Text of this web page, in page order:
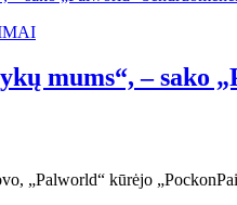
mums“, – sako
„Palworld“ kūrėjo